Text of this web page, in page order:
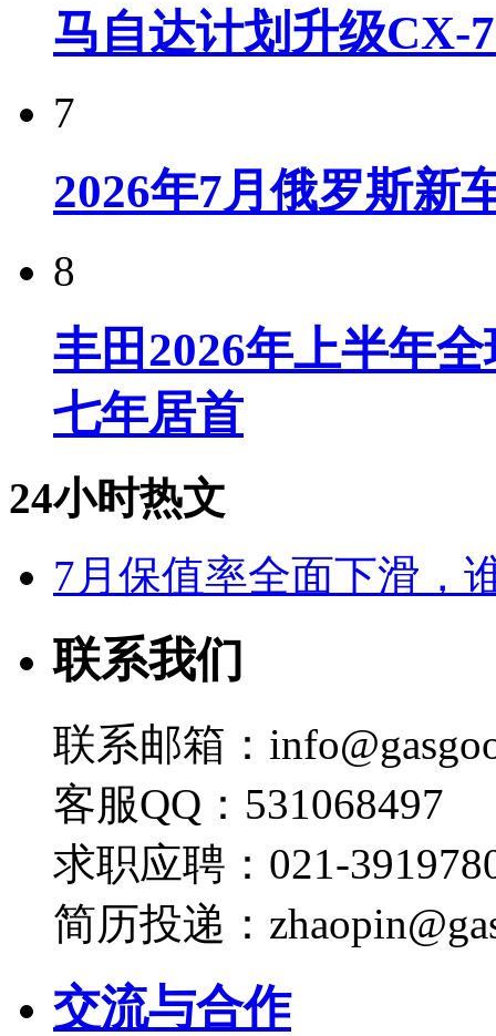
马自达计划升级CX-
7
2026年7月俄罗斯新
8
丰田2026年上半年
七年居首
24小时热文
7月保值率全面下滑，
联系我们
联系邮箱：
客服QQ：531068497
求职应聘：021-
简历投递：
交流与合作